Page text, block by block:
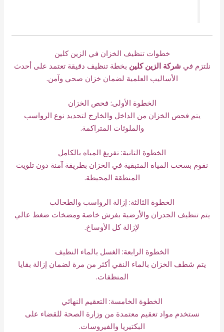
خطوات تنظيف الخزان في الزين كلين
نلتزم في شركة الزين كلين بخطة تنظيف دقيقة تعتمد على أحدث
الأساليب العلمية لضمان خزان صحي وآمن.
الخطوة الأولى: فحص الخزان
يتم فحص الخزان من الداخل والخارج لتحديد نوع الرواسب
والملوثات المتراكمة.
الخطوة الثانية: تفريغ المياه بالكامل
نقوم بسحب المياه المتبقية في الخزان بطريقة آمنة دون تلويث
المنطقة المحيطة.
الخطوة الثالثة: إزالة الرواسب والطحالب
يتم تنظيف الجدران والأرضية بفرش خاصة ومضخات ضغط عالي
لإزالة كل الأوساخ.
الخطوة الرابعة: الغسل بالماء النظيف
يتم شطف الخزان بالماء النقي أكثر من مرة لضمان إزالة بقايا
المنظفات.
الخطوة الخامسة: التعقيم النهائي
نستخدم مواد تعقيم معتمدة من وزارة الصحة للقضاء على
البكتيريا والفيروسات.